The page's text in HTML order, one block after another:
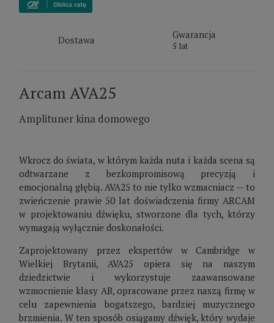
Dostawa Gwarancja
5 lat
Arcam AVA25
Amplituner kina domowego
Wkrocz do świata, w którym każda nuta i każda scena są
odtwarzane z bezkompromisową precyzją i
emocjonalną głębią. AVA25 to nie tylko wzmacniacz — to
zwieńczenie prawie 50 lat doświadczenia firmy ARCAM
w projektowaniu dźwięku, stworzone dla tych, którzy
wymagają wyłącznie doskonałości.
Zaprojektowany przez ekspertów w Cambridge w
Wielkiej Brytanii, AVA25 opiera się na naszym
dziedzictwie i wykorzystuje zaawansowane
wzmocnienie klasy AB, opracowane przez naszą firmę w
celu zapewnienia bogatszego, bardziej muzycznego
brzmienia. W ten sposób osiągamy dźwięk, który wydaje